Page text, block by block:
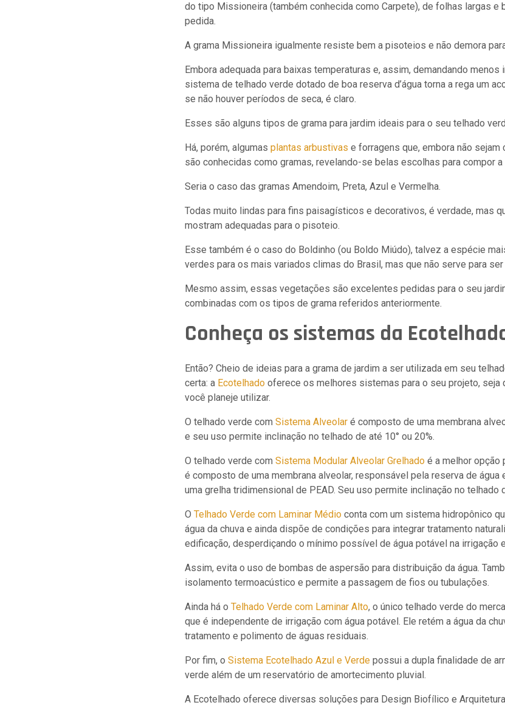
do tipo Missioneira (também conhecida como Carpete), de folhas largas e
pedida.
A grama Missioneira igualmente resiste bem a pisoteios e não demora
Embora adequada para baixas temperaturas e, assim, demandando menos
sistema de telhado verde dotado de boa reserva d’água torna a rega um
se não houver períodos de seca, é claro.
Esses são alguns tipos de grama para jardim ideais para o seu telhado
Há, porém, algumas plantas arbustivas e forragens que, embora não
são conhecidas como gramas, revelando-se belas escolhas para compor
Seria o caso das gramas Amendoim, Preta, Azul e Vermelha.
Todas muito lindas para fins paisagísticos e decorativos, é verdade, mas
mostram adequadas para o pisoteio.
Esse também é o caso do Boldinho (ou Boldo Miúdo), talvez a espécie
verdes para os mais variados climas do Brasil, mas que não serve para
Mesmo assim, essas vegetações são excelentes pedidas para o seu
combinadas com os tipos de grama referidos anteriormente.
Conheça os sistemas da
Então? Cheio de ideias para a grama de jardim a ser utilizada em seu
certa: a Ecotelhado oferece os melhores sistemas para o seu projeto, seja
você planeje utilizar.
O telhado verde com Sistema Alveolar é composto de uma membrana
e seu uso permite inclinação no telhado de até 10° ou 20%.
O telhado verde com Sistema Modular Alveolar Grelhado é a melhor opção
é composto de uma membrana alveolar, responsável pela reserva de água
uma grelha tridimensional de PEAD. Seu uso permite inclinação no telhado
O Telhado Verde com Laminar Médio conta com um sistema hidropônico
água da chuva e ainda dispõe de condições para integrar tratamento
edificação, desperdiçando o mínimo possível de água potável na irrigação
Assim, evita o uso de bombas de aspersão para distribuição da água.
isolamento termoacústico e permite a passagem de fios ou tubulações.
Ainda há o Telhado Verde com Laminar Alto, o único telhado verde do
que é independente de irrigação com água potável. Ele retém a água da
tratamento e polimento de águas residuais.
Por fim, o Sistema Ecotelhado Azul e Verde possui a dupla finalidade de
verde além de um reservatório de amortecimento pluvial.
A Ecotelhado oferece diversas soluções para Design Biofílico e